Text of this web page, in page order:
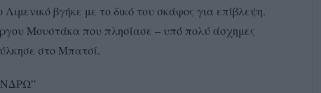
βγήκε με το δικό του σκάφος για επίβλεψη.
Μουστάκα που πλησίασε – υπό πολύ άσχημες
στο Μπατσί.